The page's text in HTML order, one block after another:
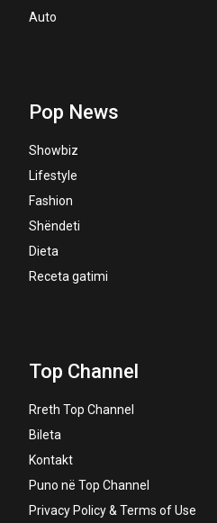
Auto
Pop News
Showbiz
Lifestyle
Fashion
Shëndeti
Dieta
Receta gatimi
Top Channel
Rreth Top Channel
Bileta
Kontakt
Puno në Top Channel
Privacy Policy & Terms of Use